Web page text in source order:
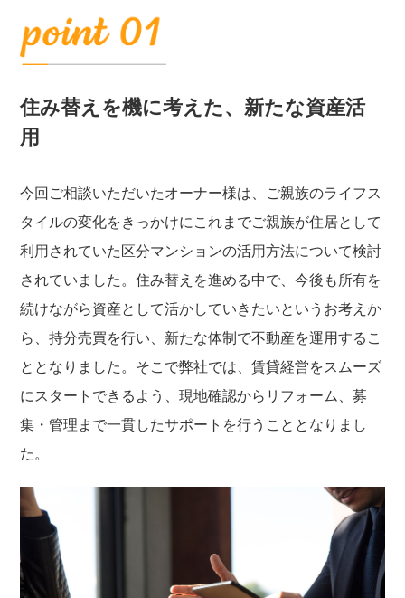
住み替えを機に考えた、新たな資産活
用
今回ご相談いただいたオーナー様は、ご親族のライフス
タイルの変化をきっかけにこれまでご親族が住居として
利用されていた区分マンションの活用方法について検討
されていました。住み替えを進める中で、今後も所有を
続けながら資産として活かしていきたいというお考えか
ら、持分売買を行い、新たな体制で不動産を運用するこ
ととなりました。そこで弊社では、賃貸経営をスムーズ
にスタートできるよう、現地確認からリフォーム、募
集・管理まで一貫したサポートを行うこととなりまし
た。